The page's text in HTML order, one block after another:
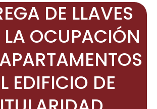
DE LLAVES
LA OCUPACIÓN
EDIFICIO DE